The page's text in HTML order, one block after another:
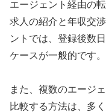
エージェント経由の
求人の紹介と年収交
ントでは、登録後数
ケースが一般的です。
また、複数のエージ
比較する方法は、多